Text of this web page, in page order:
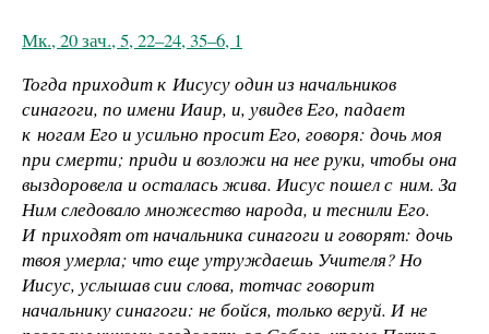
Мк., 20 зач., 5, 22–24, 35–6, 1
Тогда приходит к Иисусу один из начальников
синагоги, по имени Иаир, и, увидев Его, падает
к ногам Его и усильно просит Его, говоря: дочь моя
при смерти; приди и возложи на нее руки, чтобы она
выздоровела и осталась жива. Иисус пошел с ним. За
Ним следовало множество народа, и теснили Его.
И приходят от начальника синагоги и говорят: дочь
твоя умерла; что еще утруждаешь Учителя? Но
Иисус, услышав сии слова, тотчас говорит
начальнику синагоги: не бойся, только веруй. И не